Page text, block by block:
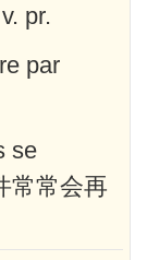
pr.
par
se
常常会再